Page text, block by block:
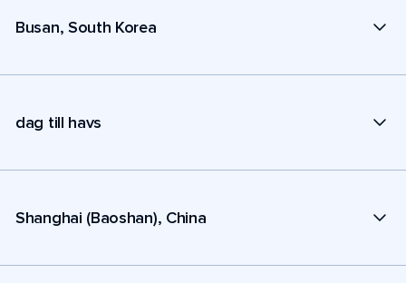
Busan, South Korea
dag till havs
Shanghai (Baoshan), China